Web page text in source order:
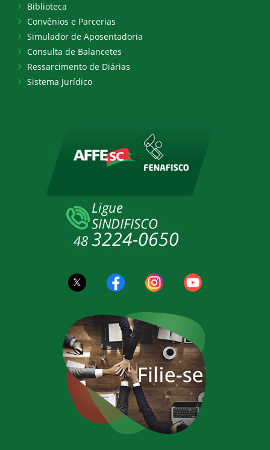
Biblioteca
Convênios e Parcerias
Simulador de Aposentadoria
Consulta de Balancetes
Ressarcimento de Diárias
Sistema Jurídico